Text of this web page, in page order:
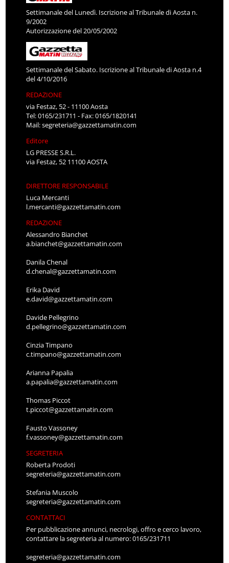
Settimanale del Lunedì. Iscrizione al Tribunale di Aosta n.
9/2002
Autorizzazione del 20/05/2002
Settimanale del Sabato. Iscrizione al Tribunale di Aosta n.4
del 4/10/2016
REDAZIONE
via Festaz, 52 - 11100 Aosta
Tel: 0165/231711 - Fax: 0165/1820141
Mail:segreteria@gazzettamatin.com
Editore
LG PRESSE S.R.L.
via Festaz, 52 11100 AOSTA
DIRETTORE RESPONSABILE
Luca Mercanti
l.mercanti@gazzettamatin.com
REDAZIONE
Alessandro Bianchet
a.bianchet@gazzettamatin.com
Danila Chenal
d.chenal@gazzettamatin.com
Erika David
e.david@gazzettamatin.com
Davide Pellegrino
d.pellegrino@gazzettamatin.com
Cinzia Timpano
c.timpano@gazzettamatin.com
Arianna Papalia
a.papalia@gazzettamatin.com
Thomas Piccot
t.piccot@gazzettamatin.com
Fausto Vassoney
f.vassoney@gazzettamatin.com
SEGRETERIA
Roberta Prodoti
segreteria@gazzettamatin.com
Stefania Muscolo
segreteria@gazzettamatin.com
CONTATTACI
Per pubblicazione annunci, necrologi, offro e cerco lavoro,
contattare la segreteria al numero: 0165/231711
segreteria@gazzettamatin.com